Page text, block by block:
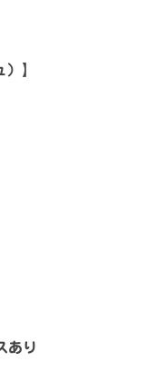
） 】
あり